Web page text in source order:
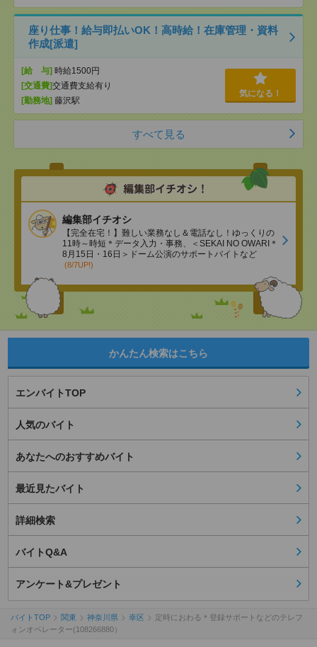
座り仕事！給与即払いOK！高時給！在庫管理・資料
作成[派遣]
[給 与] 時給1500円
[交通費]交通費支給有り
[勤務地] 藤沢駅
気になる！
すべて見る
編集部イチオシ
【完全在宅！】難しい業務なし＆電話なし！ゆっくりの
11時～時短＊データ入力・事務、＜SEKAI NO OWARI＊
8月15日・16日＞ドーム公演のサポートバイトなど
(8/7UP!)
かんたん検索はこちら
エンバイトTOP
人気のバイト
あなたへのおすすめバイト
最近見たバイト
詳細検索
バイトQ&A
アンケート&プレゼント
バイトTOP 関東 神奈川県 幸区
定時におわる＊登録サポートなどのテレフ
ォンオペレーター(108266880）